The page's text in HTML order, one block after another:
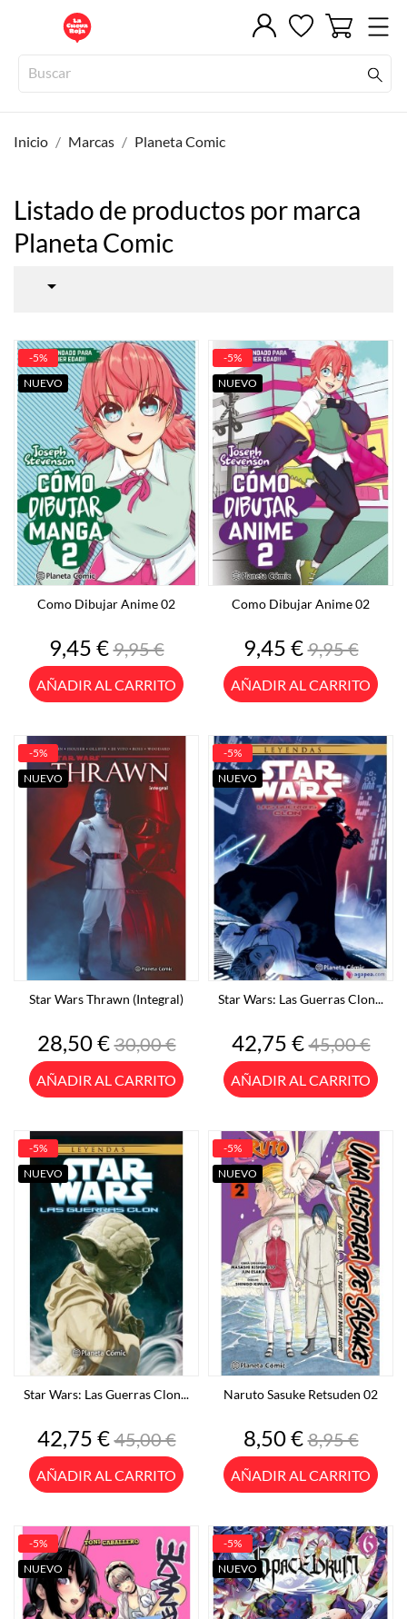
Inicio Marcas Planeta Comic
Listado de productos por marca
Planeta Comic

Como Dibujar Anime 02
Precio
9,45 €Precio
base
9,95 €
AÑADIR AL CARRITO
-5%
NUEVO
Como Dibujar Anime 02
Precio
9,45 €Precio
base
9,95 €
AÑADIR AL CARRITO
-5%
NUEVO
Star Wars Thrawn (Integral)
Precio
28,50 €Precio
base
30,00 €
AÑADIR AL CARRITO
-5%
NUEVO
Star Wars: Las Guerras Clon...
Precio
42,75 €Precio
base
45,00 €
AÑADIR AL CARRITO
-5%
NUEVO
Star Wars: Las Guerras Clon...
Precio
42,75 €Precio
base
45,00 €
AÑADIR AL CARRITO
-5%
NUEVO
Naruto Sasuke Retsuden 02
Precio
8,50 €Precio
base
8,95 €
AÑADIR AL CARRITO
-5%
NUEVO
-5%
NUEVO
-5%
NUEVO